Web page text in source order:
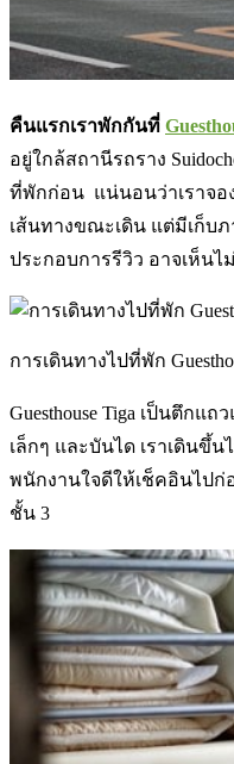
คืนแรกเราพักกันที่
อยู่ใกล้สถานีรถราง
ที่พักก่อน แน่นอนว่าเราจอ
เส้นทางขณะเดิน แต่มีเก็บ
ประกอบการรีวิว อาจเห็นไ
การเดินทางไปที่พัก
Guesthouse Tiga เป็นตึกแ
เล็กๆ และบันได เราเดินขึ้
พนักงานใจดีให้เช็คอินไป
ชั้น 3